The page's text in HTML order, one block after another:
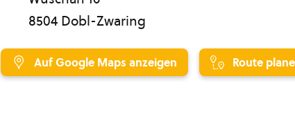
8504 Dobl-Zwaring
Auf Google Maps anzeigen Route